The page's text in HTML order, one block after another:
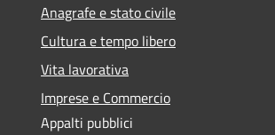
Anagrafe e stato civile
Cultura e tempo libero
Vita lavorativa
Imprese e Commercio
Appalti pubblici